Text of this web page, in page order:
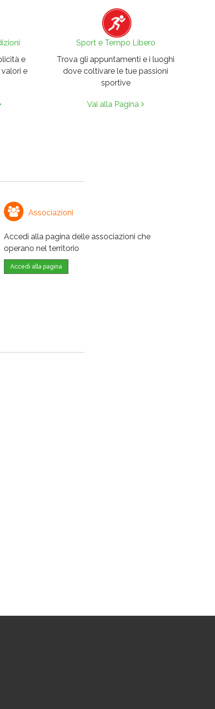
e
e
Sport e Tempo Libero
Trova gli appuntamenti e i luoghi
dove coltivare le tue passioni
sportive
Vai alla Pagina
Associazioni
Accedi alla pagina delle associazioni che
operano nel territorio
Accedi alla pagina